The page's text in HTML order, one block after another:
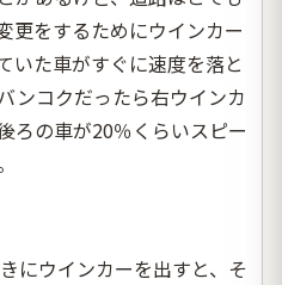
更をするためにウインカー
いた車がすぐに速度を落と
ンコクだったら右ウインカ
ろの車が20％くらいスピー
にウインカーを出すと、そ